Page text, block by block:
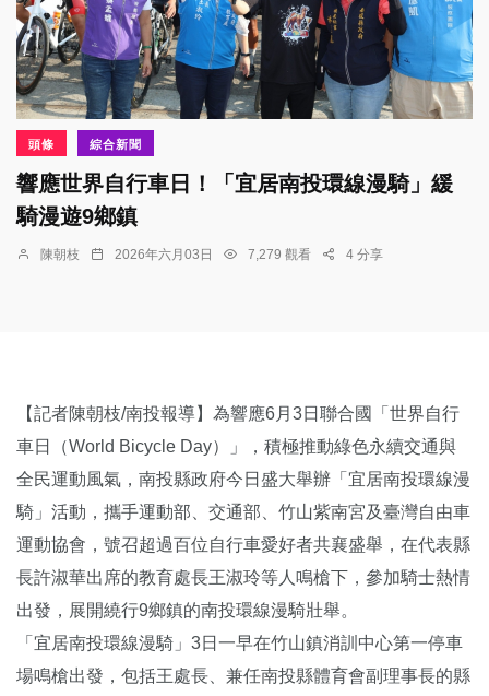
頭條 綜合新聞
響應世界自行車日！「宜居南投環線漫騎」緩
騎漫遊9鄉鎮
陳朝枝 2026年六月03日 7,279 觀看 4 分享
【記者陳朝枝/南投報導】為響應6月3日聯合國「世界自行
車日（World Bicycle Day）」，積極推動綠色永續交通與
全民運動風氣，南投縣政府今日盛大舉辦「宜居南投環線漫
騎」活動，攜手運動部、交通部、竹山紫南宮及臺灣自由車
運動協會，號召超過百位自行車愛好者共襄盛舉，在代表縣
長許淑華出席的教育處長王淑玲等人鳴槍下，參加騎士熱情
出發，展開繞行9鄉鎮的南投環線漫騎壯舉。
「宜居南投環線漫騎」3日一早在竹山鎮消訓中心第一停車
場鳴槍出發，包括王處長、兼任南投縣體育會副理事長的縣